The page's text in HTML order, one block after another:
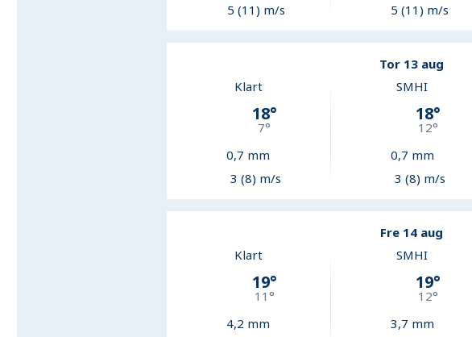
5 (11) m/s
5 (11) m/s
Tor 13 aug
Klart
18°
7°
0,7 mm
3 (8) m/s
SMHI
18°
12°
0,7 mm
3 (8) m/s
Fre 14 aug
Klart
19°
11 °
4,2 mm
SMHI
19°
12°
3,7 mm